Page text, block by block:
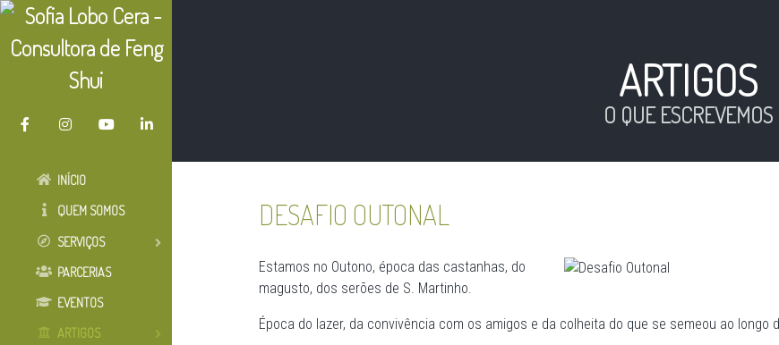
ARTIGOS
O QUE ESCREVEMOS
DESAFIO OUTONAL
Estamos no Outono, época das castanhas, do
magusto, dos serões de S. Martinho.
Época do lazer, da convivência com os amigos e da colheita do que se semeou ao longo
INÍCIO
QUEM SOMOS
SERVIÇOS
PARCERIAS
EVENTOS
ARTIGOS